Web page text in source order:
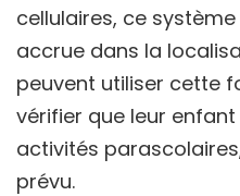
cellulaires, ce
accrue dans la
peuvent utiliser cette
vérifier que leur enfant
activités
prévu.